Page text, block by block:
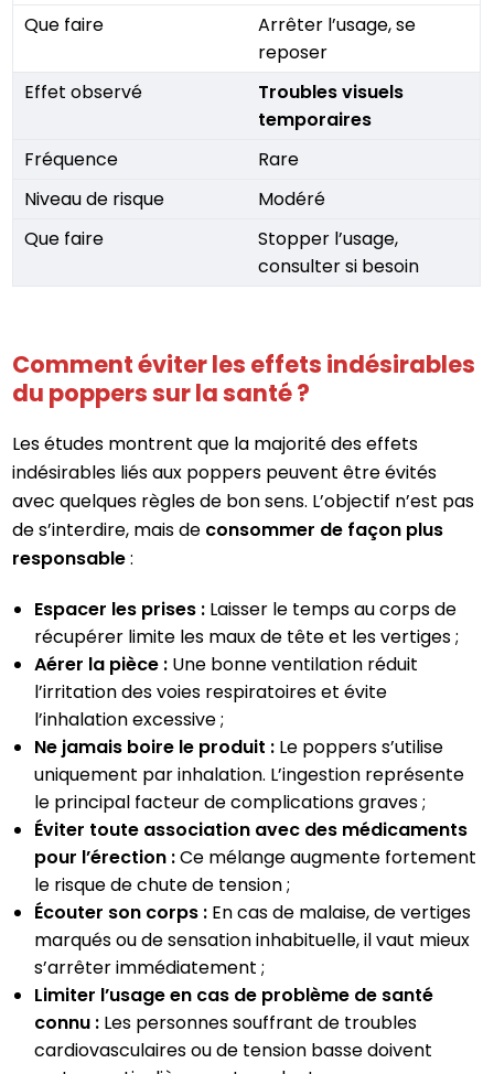
Arrêter l’usage, se
reposer
Troubles visuels
temporaires
Rare
Modéré
Stopper l’usage,
consulter si besoin
Comment éviter les effets indésirables
du poppers sur la santé ?
Les études montrent que la majorité des effets
indésirables liés aux poppers peuvent être évités
avec quelques règles de bon sens. L’objectif n’est pas
de s’interdire, mais de consommer de façon plus
responsable:
Espacer les prises : Laisser le temps au corps de
récupérer limite les maux de tête et les vertiges ;
Aérer la pièce : Une bonne ventilation réduit
l’irritation des voies respiratoires et évite
l’inhalation excessive ;
Ne jamais boire le produit : Le poppers s’utilise
uniquement par inhalation. L’ingestion représente
le principal facteur de complications graves ;
Éviter toute association avec des médicaments
pour l’érection :Ce mélange augmente fortement
le risque de chute de tension ;
Écouter son corps : En cas de malaise, de vertiges
marqués ou de sensation inhabituelle, il vaut mieux
s’arrêter immédiatement ;
Limiter l’usage en cas de problème de santé
connu : Les personnes souffrant de troubles
cardiovasculaires ou de tension basse doivent